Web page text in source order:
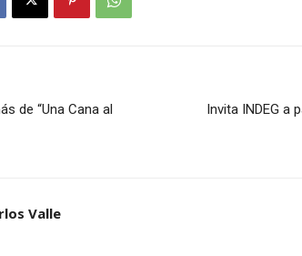
de “Una Cana al
Invita INDEG a
Valle